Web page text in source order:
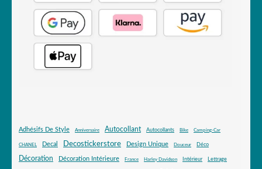
Adhésifs De Style Anniversaire Autocollant Autocollants Bike Camping-Car
CHANEL Decal Decostickerstore Design Unique Douceur Déco
Décoration Décoration Intérieure France Harley Davidson Intérieur Lettrage